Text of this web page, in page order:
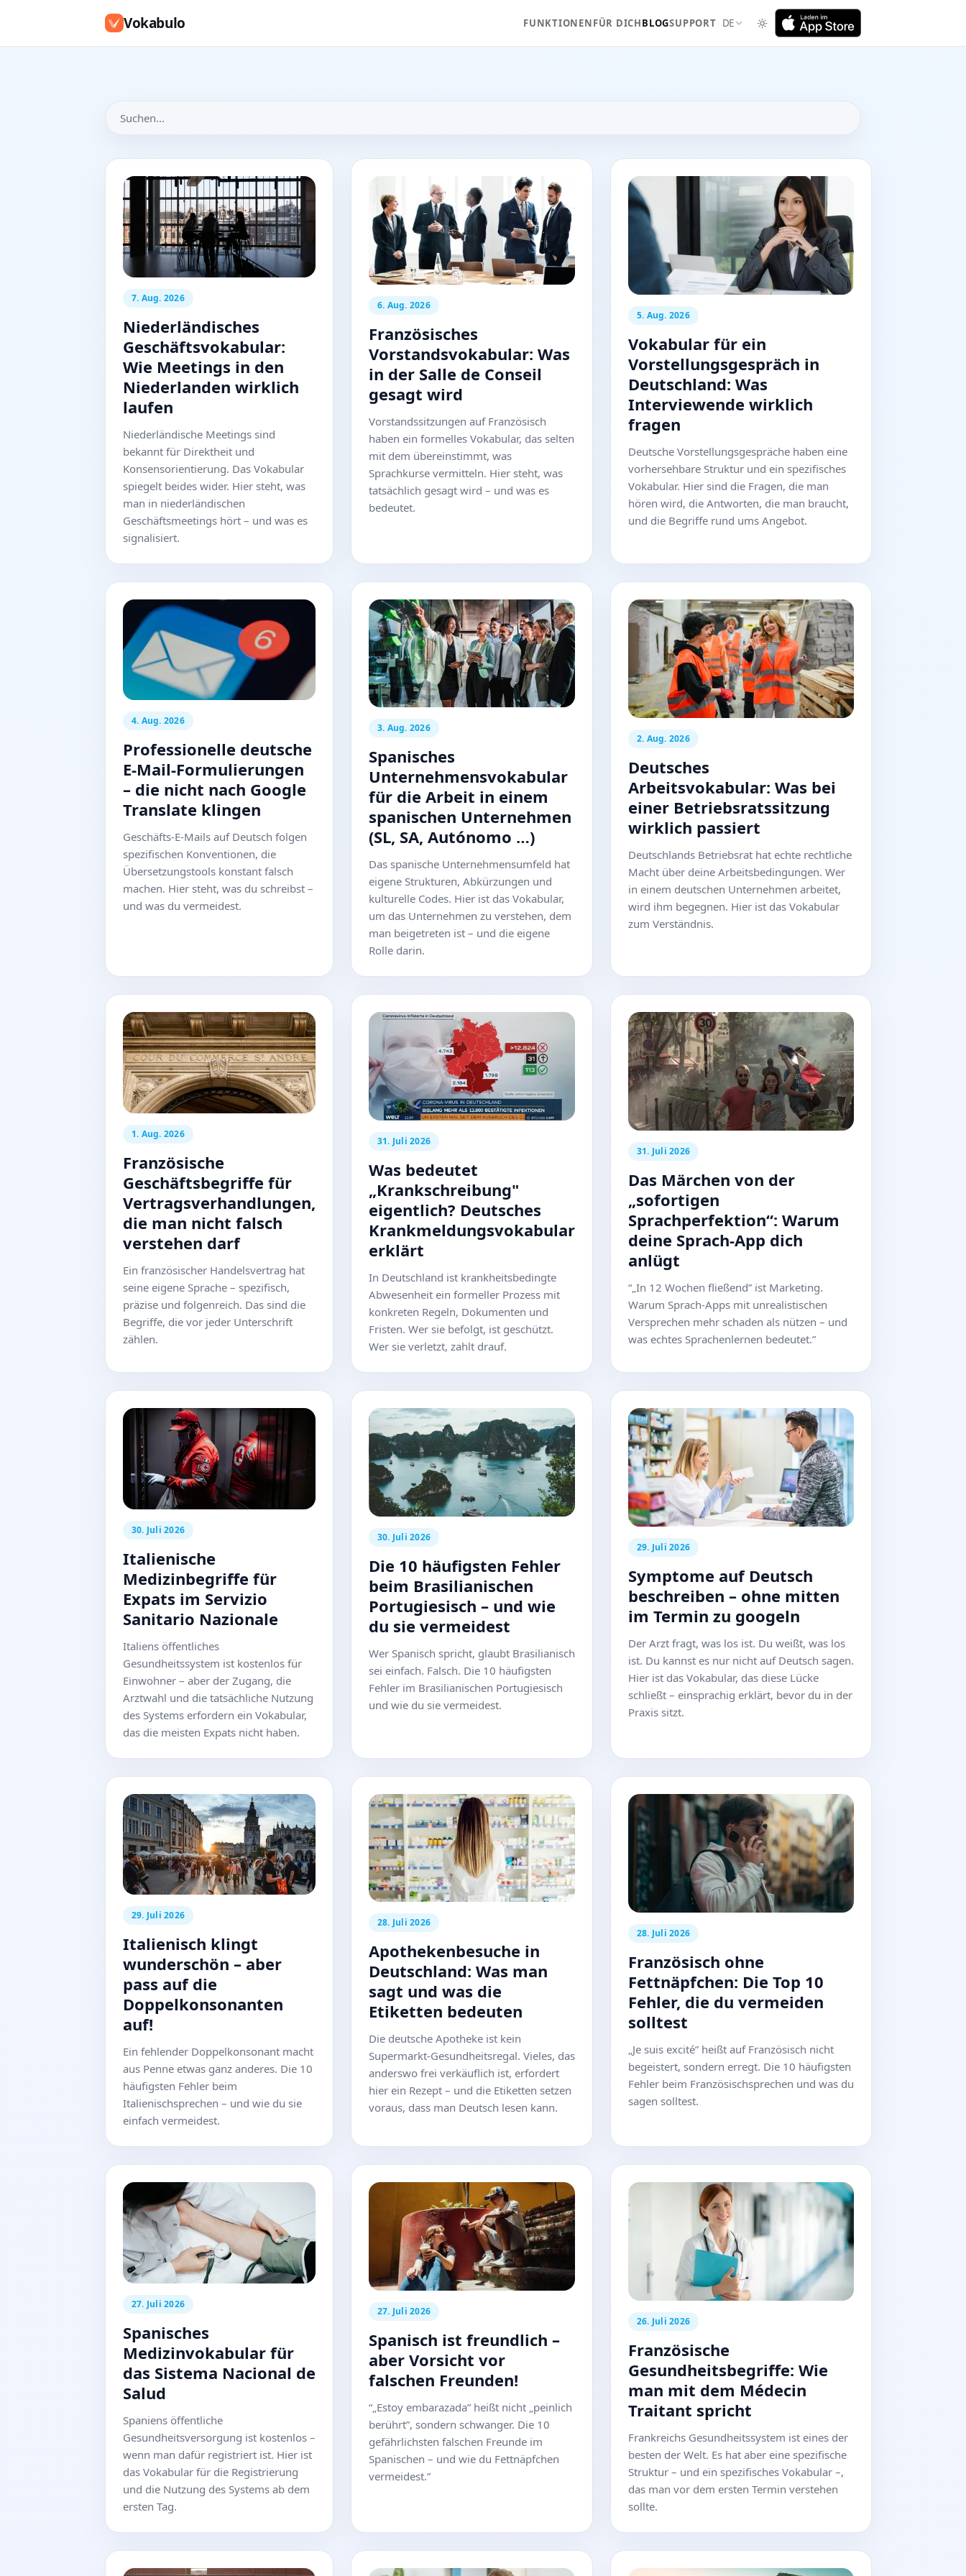
Vokabulo FUNKTIONENFÜR DICHBLOGSUPPORT DE
7. Aug. 2026
Niederländisches
Geschäftsvokabular:
Wie Meetings in den
Niederlanden wirklich
laufen
Niederländische Meetings sind
bekannt für Direktheit und
Konsensorientierung. Das Vokabular
spiegelt beides wider. Hier steht, was
man in niederländischen
Geschäftsmeetings hört – und was es
signalisiert.
6. Aug. 2026
Französisches
Vorstandsvokabular: Was
in der Salle de Conseil
gesagt wird
Vorstandssitzungen auf Französisch
haben ein formelles Vokabular, das selten
mit dem übereinstimmt, was
Sprachkurse vermitteln. Hier steht, was
tatsächlich gesagt wird – und was es
bedeutet.
5. Aug. 2026
Vokabular für ein
Vorstellungsgespräch in
Deutschland: Was
Interviewende wirklich
fragen
Deutsche Vorstellungsgespräche haben eine
vorhersehbare Struktur und ein spezifisches
Vokabular. Hier sind die Fragen, die man
hören wird, die Antworten, die man braucht,
und die Begriffe rund ums Angebot.
4. Aug. 2026
Professionelle deutsche
E-Mail-Formulierungen
– die nicht nach Google
Translate klingen
Geschäfts-E-Mails auf Deutsch folgen
spezifischen Konventionen, die
Übersetzungstools konstant falsch
machen. Hier steht, was du schreibst –
und was du vermeidest.
3. Aug. 2026
Spanisches
Unternehmensvokabular
für die Arbeit in einem
spanischen Unternehmen
(SL, SA, Autónomo …)
Das spanische Unternehmensumfeld hat
eigene Strukturen, Abkürzungen und
kulturelle Codes. Hier ist das Vokabular,
um das Unternehmen zu verstehen, dem
man beigetreten ist – und die eigene
Rolle darin.
2. Aug. 2026
Deutsches
Arbeitsvokabular: Was bei
einer Betriebsratssitzung
wirklich passiert
Deutschlands Betriebsrat hat echte rechtliche
Macht über deine Arbeitsbedingungen. Wer
in einem deutschen Unternehmen arbeitet,
wird ihm begegnen. Hier ist das Vokabular
zum Verständnis.
1. Aug. 2026
Französische
Geschäftsbegriffe für
Vertragsverhandlungen,
die man nicht falsch
verstehen darf
Ein französischer Handelsvertrag hat
seine eigene Sprache – spezifisch,
präzise und folgenreich. Das sind die
Begriffe, die vor jeder Unterschrift
zählen.
31. Juli 2026
Was bedeutet
„Krankschreibung"
eigentlich? Deutsches
Krankmeldungsvokabular
erklärt
In Deutschland ist krankheitsbedingte
Abwesenheit ein formeller Prozess mit
konkreten Regeln, Dokumenten und
Fristen. Wer sie befolgt, ist geschützt.
Wer sie verletzt, zahlt drauf.
31. Juli 2026
Das Märchen von der
„sofortigen
Sprachperfektion“: Warum
deine Sprach-App dich
anlügt
“„In 12 Wochen fließend” ist Marketing.
Warum Sprach-Apps mit unrealistischen
Versprechen mehr schaden als nützen – und
was echtes Sprachenlernen bedeutet.”
30. Juli 2026
Italienische
Medizinbegriffe für
Expats im Servizio
Sanitario Nazionale
Italiens öffentliches
Gesundheitssystem ist kostenlos für
Einwohner – aber der Zugang, die
Arztwahl und die tatsächliche Nutzung
des Systems erfordern ein Vokabular,
das die meisten Expats nicht haben.
30. Juli 2026
Die 10 häufigsten Fehler
beim Brasilianischen
Portugiesisch – und wie
du sie vermeidest
Wer Spanisch spricht, glaubt Brasilianisch
sei einfach. Falsch. Die 10 häufigsten
Fehler im Brasilianischen Portugiesisch
und wie du sie vermeidest.
29. Juli 2026
Symptome auf Deutsch
beschreiben – ohne mitten
im Termin zu googeln
Der Arzt fragt, was los ist. Du weißt, was los
ist. Du kannst es nur nicht auf Deutsch sagen.
Hier ist das Vokabular, das diese Lücke
schließt – einsprachig erklärt, bevor du in der
Praxis sitzt.
29. Juli 2026
Italienisch klingt
wunderschön – aber
pass auf die
Doppelkonsonanten
auf!
Ein fehlender Doppelkonsonant macht
aus Penne etwas ganz anderes. Die 10
häufigsten Fehler beim
Italienischsprechen – und wie du sie
einfach vermeidest.
28. Juli 2026
Apothekenbesuche in
Deutschland: Was man
sagt und was die
Etiketten bedeuten
Die deutsche Apotheke ist kein
Supermarkt-Gesundheitsregal. Vieles, das
anderswo frei verkäuflich ist, erfordert
hier ein Rezept – und die Etiketten setzen
voraus, dass man Deutsch lesen kann.
28. Juli 2026
Französisch ohne
Fettnäpfchen: Die Top 10
Fehler, die du vermeiden
solltest
„Je suis excité” heißt auf Französisch nicht
begeistert, sondern erregt. Die 10 häufigsten
Fehler beim Französischsprechen und was du
sagen solltest.
27. Juli 2026
Spanisches
Medizinvokabular für
das Sistema Nacional de
Salud
Spaniens öffentliche
Gesundheitsversorgung ist kostenlos –
wenn man dafür registriert ist. Hier ist
das Vokabular für die Registrierung
und die Nutzung des Systems ab dem
ersten Tag.
27. Juli 2026
Spanisch ist freundlich –
aber Vorsicht vor
falschen Freunden!
“„Estoy embarazada” heißt nicht „peinlich
berührt”, sondern schwanger. Die 10
gefährlichsten falschen Freunde im
Spanischen – und wie du Fettnäpfchen
vermeidest.”
26. Juli 2026
Französische
Gesundheitsbegriffe: Wie
man mit dem Médecin
Traitant spricht
Frankreichs Gesundheitssystem ist eines der
besten der Welt. Es hat aber eine spezifische
Struktur – und ein spezifisches Vokabular –,
das man vor dem ersten Termin verstehen
sollte.